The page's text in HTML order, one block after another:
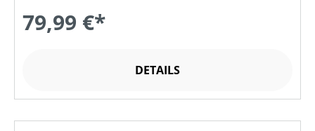
79,99 €*
DETAILS